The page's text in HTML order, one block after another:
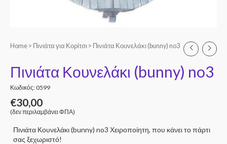
Home > Πινιάτα για Κορίτσι > Πινιάτα Κουνελάκι (bunny) no3
Πινιάτα Κουνελάκι (bunny) no3
Κωδικός: 0599
€30,00
(δεν περιλαμβάνει ΦΠΑ)
Πινιάτα Κουνελάκι (bunny) no3 Χειροποίητη, που κάνει το πάρτι
σας ξεχωριστό!